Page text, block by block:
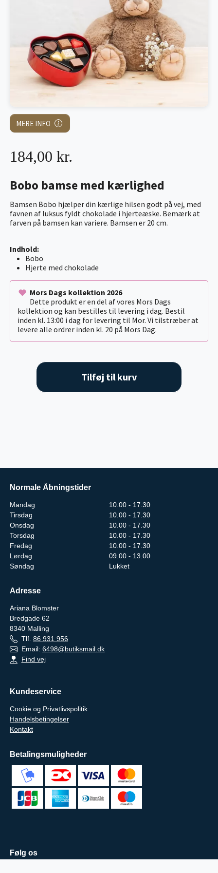
MERE INFO
Bobo bamse med kærlighed
Bamsen Bobo hjælper din kærlige hilsen godt på vej, med
favnen af luksus fyldt chokolade i hjerteæske. Bemærk at
farven på bamsen kan variere. Bamsen er 20 cm.
Indhold:
Bobo
Hjerte med chokolade
Mors Dags kollektion 2026
Dette produkt er en del af vores Mors Dags
kollektion og kan bestilles til levering i dag. Bestil
inden kl. 13:00 i dag for levering til Mor. Vi tilstræber at
levere alle ordrer inden kl. 20 på Mors Dag.
184,00 kr.
Tilføj til kurv
Normale Åbningstider
Mandag
10.00 - 17.30
Tirsdag
10.00 - 17.30
Onsdag
10.00 - 17.30
Torsdag
10.00 - 17.30
Fredag
10.00 - 17.30
Lørdag
09.00 - 13.00
Søndag
Lukket
Adresse
Ariana Blomster
Bredgade 62
8340 Malling
Tlf. 86 931 956
Email: 6498@butiksmail.dk
Find vej
Kundeservice
Cookie og Privatlivspolitik
Handelsbetingelser
Kontakt
Betalingsmuligheder
Følg os